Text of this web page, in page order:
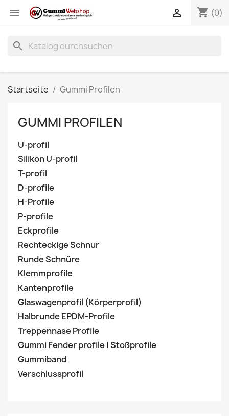
 shopping_cart (0)

search
Startseite Gummi Profilen
GUMMI PROFILEN
U-profil
Silikon U-profil
T-profil
D-profile
H-Profile
P-profile
Eckprofile
Rechteckige Schnur
Runde Schnüre
Klemmprofile
Kantenprofile
Glaswagenprofil (Körperprofil)
Halbrunde EPDM-Profile
Treppennase Profile
Gummi Fender profile | Stoßprofile
Gummiband
Verschlussprofil